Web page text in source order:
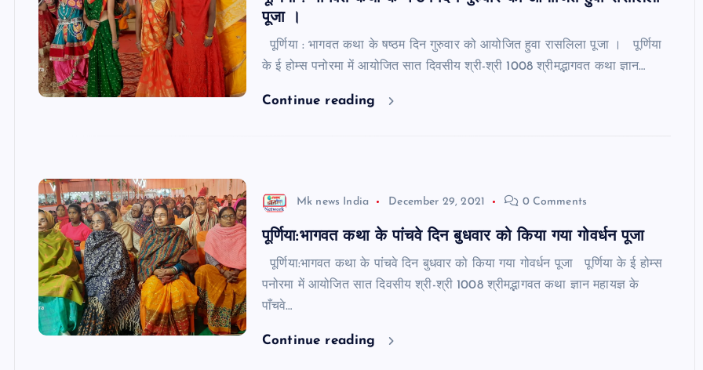
पूजा ।
पूर्णिया : भागवत कथा के षष्ठम दिन गुरुवार को आयोजित हुवा रासलिला पूजा । पूर्णिया
के ई होम्स पनोरमा में आयोजित सात दिवसीय श्री-श्री 1008 श्रीमद्भागवत कथा ज्ञान…
Continue reading
Mk news India December 29, 2021 0 Comments
पूर्णिया:भागवत कथा के पांचवे दिन बुधवार को किया गया गोवर्धन पूजा
पूर्णिया:भागवत कथा के पांचवे दिन बुधवार को किया गया गोवर्धन पूजा पूर्णिया के ई होम्स
पनोरमा में आयोजित सात दिवसीय श्री-श्री 1008 श्रीमद्भागवत कथा ज्ञान महायज्ञ के
पाँचवे…
Continue reading
प्रतापगंज/सुपौल : स्मैक जैसे मादक
पदार्थ के साथ छह तस्कर गिरफ्तार,
भेजा गया जेल।
July 30, 2026
छातापुर:
विक्रेताओं
July 30, 2026